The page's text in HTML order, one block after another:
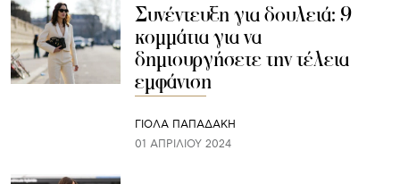
Συνέντευξη για δουλειά: 9
κομμάτια για να
δημιουργήσετε την τέλεια
εμφάνιση
ΓΙΌΛΑ ΠΑΠΑΔΆΚΗ
01 ΑΠΡΙΛΊΟΥ 2024